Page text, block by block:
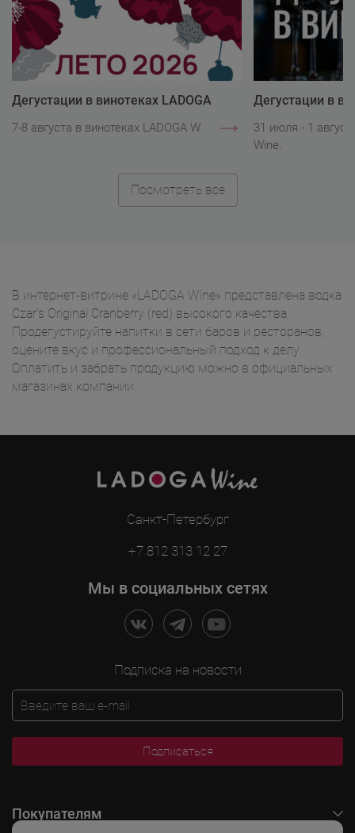
Дегустации в винотеках LADOGA
7-8 августа в винотеках LADOGA Wine.
Дегустации в
31 июля - 1
Wine.
Посмотреть все
В интернет-витрине «LADOGA Wine» представлена водка
Czar's Original Cranberry (red) высокого качества.
Продегустируйте напитки в сети баров и ресторанов,
оцените вкус и профессиональный подход к делу.
Оплатить и забрать продукцию можно в официальных
магазинах компании.
Санкт-Петербург
+7 812 313 12 27
Мы в социальных сетях
Подписка на новости
Подписаться
Покупателям